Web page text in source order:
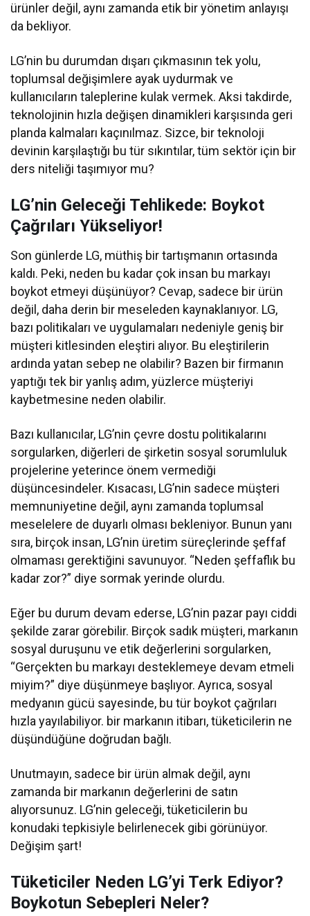
ürünler değil, aynı zamanda etik bir yönetim anlayışı
da bekliyor.
LG’nin bu durumdan dışarı çıkmasının tek yolu,
toplumsal değişimlere ayak uydurmak ve
kullanıcıların taleplerine kulak vermek. Aksi takdirde,
teknolojinin hızla değişen dinamikleri karşısında geri
planda kalmaları kaçınılmaz. Sizce, bir teknoloji
devinin karşılaştığı bu tür sıkıntılar, tüm sektör için bir
ders niteliği taşımıyor mu?
LG’nin Geleceği Tehlikede: Boykot
Çağrıları Yükseliyor!
Son günlerde LG, müthiş bir tartışmanın ortasında
kaldı. Peki, neden bu kadar çok insan bu markayı
boykot etmeyi düşünüyor? Cevap, sadece bir ürün
değil, daha derin bir meseleden kaynaklanıyor. LG,
bazı politikaları ve uygulamaları nedeniyle geniş bir
müşteri kitlesinden eleştiri alıyor. Bu eleştirilerin
ardında yatan sebep ne olabilir? Bazen bir firmanın
yaptığı tek bir yanlış adım, yüzlerce müşteriyi
kaybetmesine neden olabilir.
Bazı kullanıcılar, LG’nin çevre dostu politikalarını
sorgularken, diğerleri de şirketin sosyal sorumluluk
projelerine yeterince önem vermediği
düşüncesindeler. Kısacası, LG’nin sadece müşteri
memnuniyetine değil, aynı zamanda toplumsal
meselelere de duyarlı olması bekleniyor. Bunun yanı
sıra, birçok insan, LG’nin üretim süreçlerinde şeffaf
olmaması gerektiğini savunuyor. “Neden şeffaflık bu
kadar zor?” diye sormak yerinde olurdu.
Eğer bu durum devam ederse, LG’nin pazar payı ciddi
şekilde zarar görebilir. Birçok sadık müşteri, markanın
sosyal duruşunu ve etik değerlerini sorgularken,
“Gerçekten bu markayı desteklemeye devam etmeli
miyim?” diye düşünmeye başlıyor. Ayrıca, sosyal
medyanın gücü sayesinde, bu tür boykot çağrıları
hızla yayılabiliyor. bir markanın itibarı, tüketicilerin ne
düşündüğüne doğrudan bağlı.
Unutmayın, sadece bir ürün almak değil, aynı
zamanda bir markanın değerlerini de satın
alıyorsunuz. LG’nin geleceği, tüketicilerin bu
konudaki tepkisiyle belirlenecek gibi görünüyor.
Değişim şart!
Tüketiciler Neden LG’yi Terk Ediyor?
Boykotun Sebepleri Neler?